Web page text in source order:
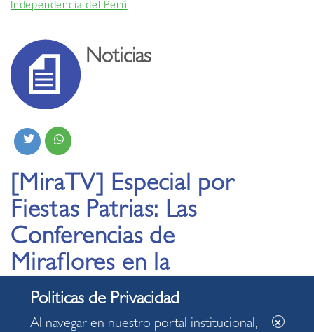
Independencia del Perú
Noticias
[MiraTV] Especial por
Fiestas Patrias: Las
Conferencias de
Miraflores en la
historia de la
Independencia del
Al navegar en nuestro portal institucional,